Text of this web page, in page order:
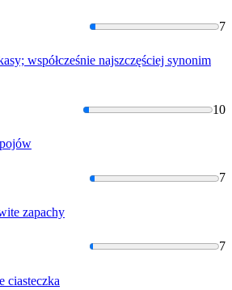
7
współcześnie najszczęściej synonim
10
7
zapachy
7
ciasteczka